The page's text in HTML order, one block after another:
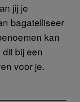
jij je
bagatelliseer
kan
bij een
voor je.